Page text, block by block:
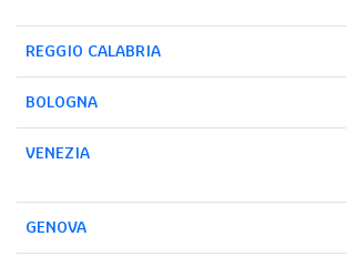
REGGIO CALABRIA
BOLOGNA
VENEZIA
GENOVA